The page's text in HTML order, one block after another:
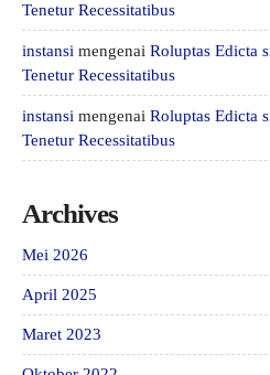
Tenetur Recessitatibus
instansi mengenai Roluptas Edicta
Tenetur Recessitatibus
instansi mengenai Roluptas Edicta
Tenetur Recessitatibus
Archives
Mei 2026
April 2025
Maret 2023